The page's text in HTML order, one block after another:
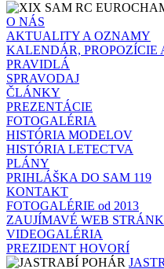
O NÁS
AKTUALITY A OZNAMY
KALENDÁR,
PRAVIDLÁ
SPRAVODAJ
ČLÁNKY
PREZENTÁCIE
FOTOGALÉRIA
HISTÓRIA MODELOV
HISTÓRIA LETECTVA
PLÁNY
PRIHLÁŠKA DO SAM 119
KONTAKT
FOTOGALÉRIE od 2013
ZAUJÍMAVÉ WEB
VIDEOGALÉRIA
PREZIDENT HOVORÍ